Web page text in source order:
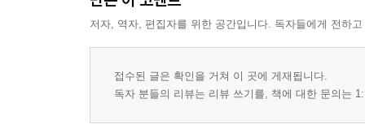
저자, 역자, 편집자를 위한 공간입니다. 독자들에게 전하
접수된 글은 확인을 거쳐 이 곳에 게재됩니다.
독자 분들의 리뷰는 리뷰 쓰기를, 책에 대한 문의는